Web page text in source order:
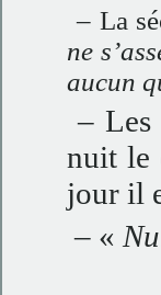
– La
ne
aucun
– Les
nuit le
jour il
– «